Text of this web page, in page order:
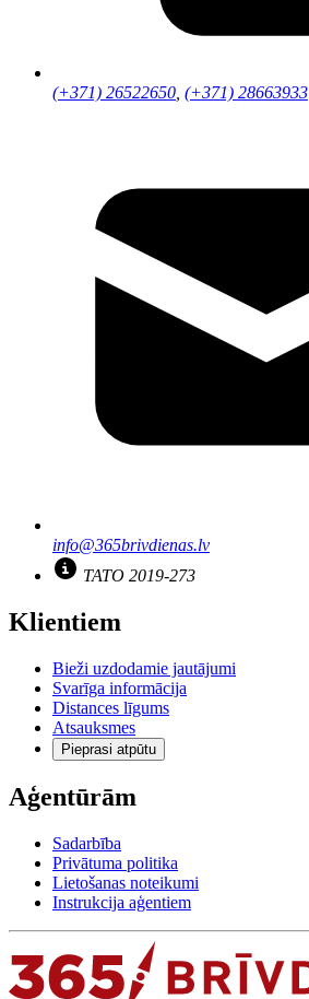
(+371) 26522650, (+371) 28663933
info@365brivdienas.lv
TATO 2019-273
Klientiem
Bieži uzdodamie jautājumi
Svarīga informācija
Distances līgums
Atsauksmes
Pieprasi atpūtu
Aģentūrām
Sadarbība
Privātuma politika
Lietošanas noteikumi
Instrukcija aģentiem